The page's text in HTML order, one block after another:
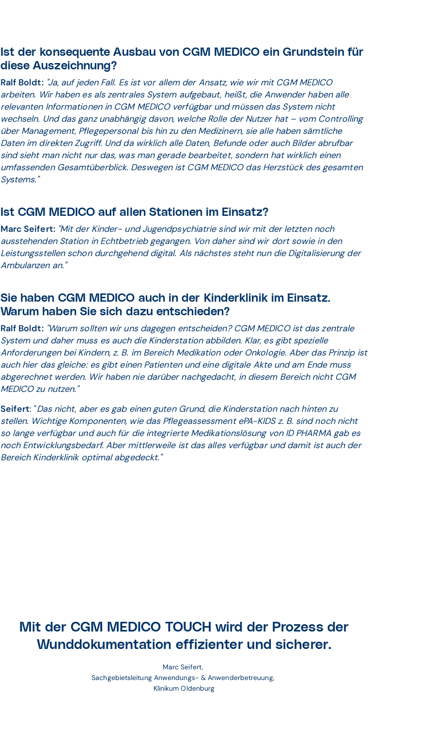
Ist der konsequente Ausbau von CGM MEDICO ein Grundstein für
diese Auszeichnung?
Ralf Boldt: "Ja, auf jeden Fall. Es ist vor allem der Ansatz, wie wir mit CGM MEDICO
arbeiten. Wir haben es als zentrales System aufgebaut, heißt, die Anwender haben alle
relevanten Informationen in CGM MEDICO verfügbar und müssen das System nicht
wechseln. Und das ganz unabhängig davon, welche Rolle der Nutzer hat – vom Controlling
über Management, Pflegepersonal bis hin zu den Medizinern, sie alle haben sämtliche
Daten im direkten Zugriff. Und da wirklich alle Daten, Befunde oder auch Bilder abrufbar
sind sieht man nicht nur das, was man gerade bearbeitet, sondern hat wirklich einen
umfassenden Gesamtüberblick. Deswegen ist CGM MEDICO das Herzstück des gesamten
Systems."
Ist CGM MEDICO auf allen Stationen im Einsatz?
Marc Seifert: "Mit der Kinder- und Jugendpsychiatrie sind wir mit der letzten noch
ausstehenden Station in Echtbetrieb gegangen. Von daher sind wir dort sowie in den
Leistungsstellen schon durchgehend digital. Als nächstes steht nun die Digitalisierung der
Ambulanzen an."
Sie haben CGM MEDICO auch in der Kinderklinik im Einsatz.
Warum haben Sie sich dazu entschieden?
Ralf Boldt: "Warum sollten wir uns dagegen entscheiden? CGM MEDICO ist das zentrale
System und daher muss es auch die Kinderstation abbilden. Klar, es gibt spezielle
Anforderungen bei Kindern, z. B. im Bereich Medikation oder Onkologie. Aber das Prinzip ist
auch hier das gleiche: es gibt einen Patienten und eine digitale Akte und am Ende muss
abgerechnet werden. Wir haben nie darüber nachgedacht, in diesem Bereich nicht CGM
MEDICO zu nutzen."
Seifert: "Das nicht, aber es gab einen guten Grund, die Kinderstation nach hinten zu
stellen. Wichtige Komponenten, wie das Pflegeassessment ePA-KIDS z. B. sind noch nicht
so lange verfügbar und auch für die integrierte Medikationslösung von ID PHARMA gab es
noch Entwicklungsbedarf. Aber mittlerweile ist das alles verfügbar und damit ist auch der
Bereich Kinderklinik optimal abgedeckt."
Mit der CGM MEDICO TOUCH wird der Prozess der
Wund­doku­mentation effizienter und sicherer.
Marc Seifert,
Sachgebietsleitung Anwendungs- & Anwenderbetreuung,
Klinikum Oldenburg